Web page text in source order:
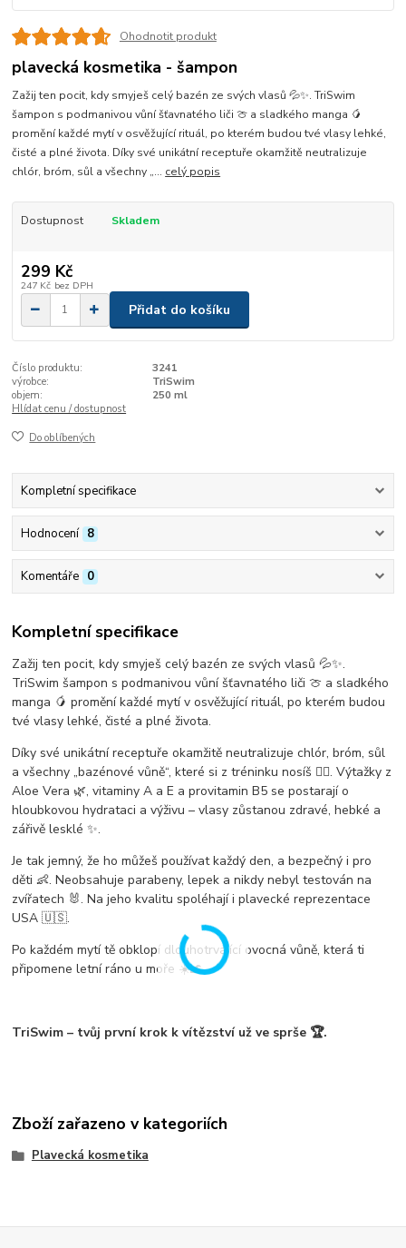
Ohodnotit produkt
plavecká kosmetika - šampon
Zažij ten pocit, kdy smyješ celý bazén ze svých vlasů 💦✨. TriSwim
šampon s podmanivou vůní šťavnatého liči 🍈 a sladkého manga 🥭
promění každé mytí v osvěžující rituál, po kterém budou tvé vlasy lehké,
čisté a plné života. Díky své unikátní receptuře okamžitě neutralizuje
chlór, bróm, sůl a všechny „... celý popis
Dostupnost Skladem
299 Kč
247 Kč bez DPH
Přidat do košíku
Číslo produktu:
3241
výrobce:
TriSwim
objem:
250 ml
Hlídat cenu / dostupnost
Do oblíbených
Kompletní specifikace
Hodnocení 8
Komentáře 0
Kompletní specifikace
Zažij ten pocit, kdy smyješ celý bazén ze svých vlasů 💦✨.
TriSwim šampon s podmanivou vůní šťavnatého liči 🍈 a sladkého
manga 🥭 promění každé mytí v osvěžující rituál, po kterém budou
tvé vlasy lehké, čisté a plné života.
Díky své unikátní receptuře okamžitě neutralizuje chlór, bróm, sůl
a všechny „bazénové vůně“, které si z tréninku nosíš 🏊‍♀️. Výtažky z
Aloe Vera 🌿, vitaminy A a E a provitamin B5 se postarají o
hloubkovou hydrataci a výživu – vlasy zůstanou zdravé, hebké a
zářivě lesklé ✨.
Je tak jemný, že ho můžeš používat každý den, a bezpečný i pro
děti 👶. Neobsahuje parabeny, lepek a nikdy nebyl testován na
zvířatech 🐰. Na jeho kvalitu spoléhají i plavecké reprezentace
USA 🇺🇸.
Po každém mytí tě obklopí dlouhotrvající ovocná vůně, která ti
připomene letní ráno u moře ☀️🌊.
TriSwim – tvůj první krok k vítězství už ve sprše 🏆.
Zboží zařazeno v kategoriích
Plavecká kosmetika